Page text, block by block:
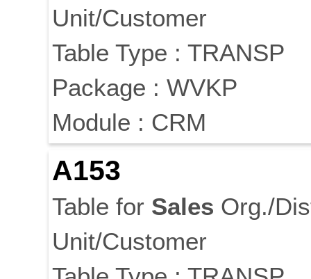
Unit/Customer
Table Type : TRANSP
Package : WVKP
Module : CRM
A153
Table for Sales Org./
Unit/Customer